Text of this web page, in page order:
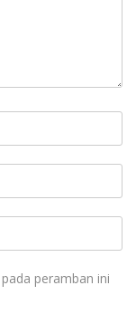
peramban ini